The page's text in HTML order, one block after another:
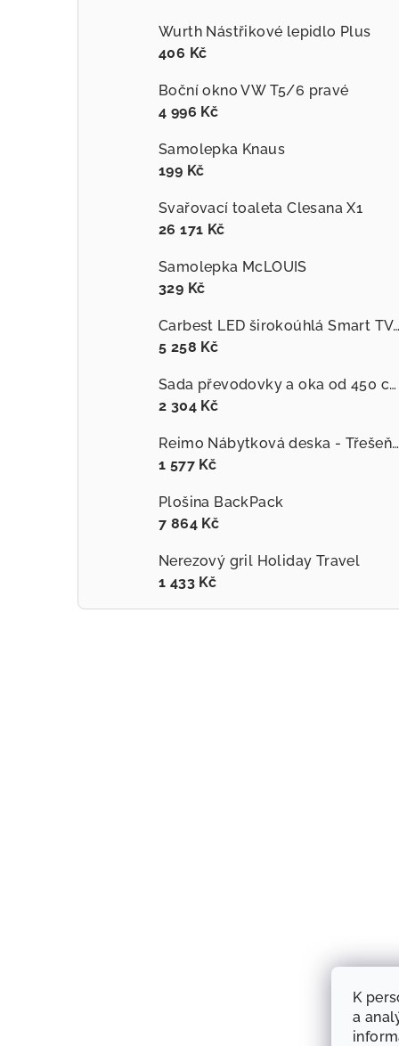
K
a
Wurth Nástřikové lepidlo Plus
406 Kč
Boční okno VW T5/6 pravé
4 996 Kč
Samolepka Knaus
199 Kč
Svařovací toaleta Clesana X1
26 171 Kč
Samolepka McLOUIS
329 Kč
Carbest LED
5 258 Kč
Sada převodovky a oka od 450 cm vhodná pro F45L a Zip - Polární bílá
2 304 Kč
Reimo Nábytková deska - Třešeň 60x120cm
1 577 Kč
Plošina BackPack
7 864 Kč
Nerezový gril Holiday Travel
1 433 Kč